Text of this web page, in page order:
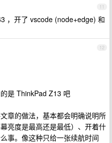
11
，开了 vscode (node+edge) 和
12
是 ThinkPad Z13 吧
章的做法，基本都会明确说明所
亮度是最高还是最低）、开着什
事。像这种只给一张续航时间